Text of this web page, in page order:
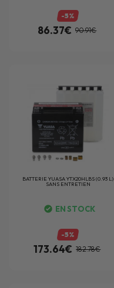
-5%
86.37€ 90.91€
BATTERIE YUASA YTX20HLBS (0.93 L)
SANS ENTRETIEN
EN STOCK
-5%
173.64€ 182.78€